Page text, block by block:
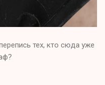
тех, кто сюда уже